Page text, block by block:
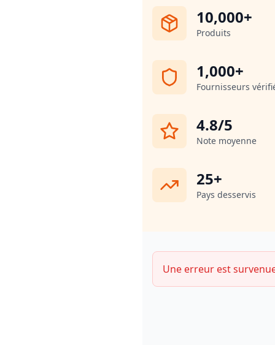
10,000+
Produits
1,000+
Fournisseurs
4.8/5
Note moyenne
25+
Pays desservis
Une erreur est